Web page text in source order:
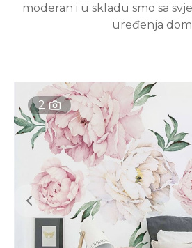
moderan i u skladu smo sa
uređenja
2